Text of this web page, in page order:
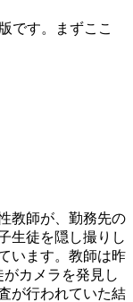
です。まずここ
教師が、勤務先の
生徒を隠し撮りし
います。教師は昨
カメラを発見し
が行われていた結